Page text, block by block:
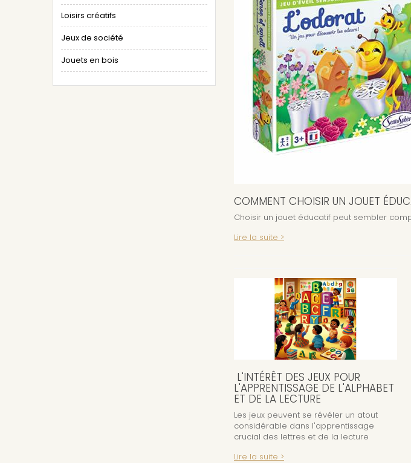
COMMENT CHOISIR UN JOUET
Choisir un jouet éducatif peut sembler
Lire la suite >
L'INTÉRÊT DES JEUX POUR
L'APPRENTISSAGE DE L'ALPHABET
ET DE LA LECTURE
Les jeux peuvent se révéler un atout
considérable dans l'apprentissage
crucial des lettres et de la lecture
Lire la suite >
Loisirs créatifs
Jeux de société
Jouets en bois